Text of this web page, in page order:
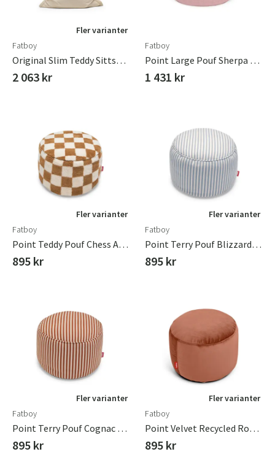
Fler varianter
Fatboy
Original Slim Teddy Sittsäck Off-White
2 063 kr
Fatboy
Point Large Pouf Sherpa Pinky Promise
1 431 kr
Fler varianter
Fatboy
Point Teddy Pouf Chess Almond Creme
895 kr
Fler varianter
Fatboy
Point Terry Pouf Blizzard Blue Creme
895 kr
Fler varianter
Fatboy
Point Terry Pouf Cognac Creme
895 kr
Fler varianter
Fatboy
Point Velvet Recycled Rose Quartz
895 kr